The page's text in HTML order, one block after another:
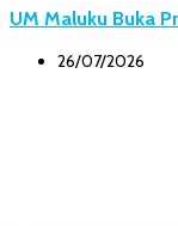
UM Maluku Buka
26/07/2026